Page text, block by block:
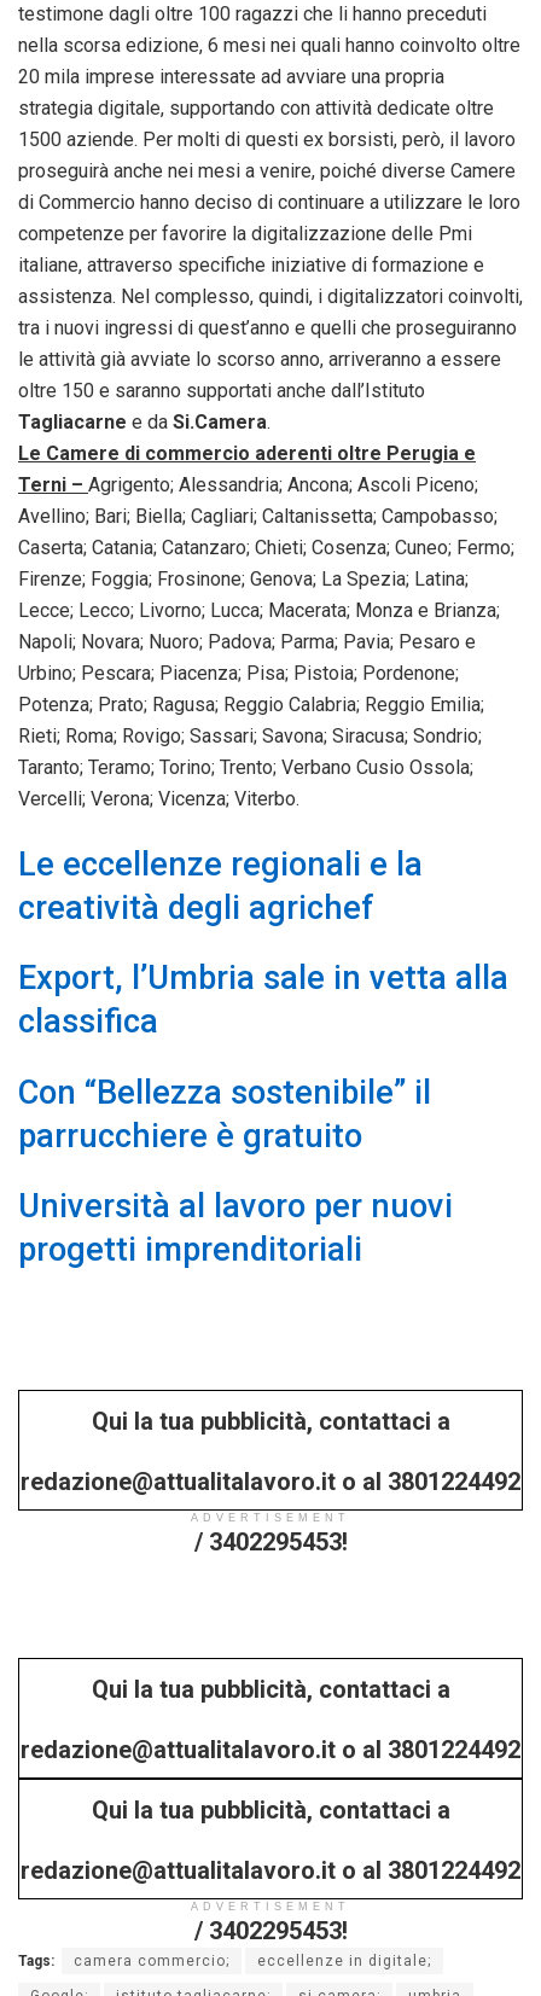
testimone dagli oltre 100 ragazzi che li hanno preceduti
nella scorsa edizione, 6 mesi nei quali hanno coinvolto oltre
20 mila imprese interessate ad avviare una propria
strategia digitale, supportando con attività dedicate oltre
1500 aziende. Per molti di questi ex borsisti, però, il lavoro
proseguirà anche nei mesi a venire, poiché diverse Camere
di Commercio hanno deciso di continuare a utilizzare le loro
competenze per favorire la digitalizzazione delle Pmi
italiane, attraverso specifiche iniziative di formazione e
assistenza. Nel complesso, quindi, i digitalizzatori coinvolti,
tra i nuovi ingressi di quest’anno e quelli che proseguiranno
le attività già avviate lo scorso anno, arriveranno a essere
oltre 150 e saranno supportati anche dall’Istituto
Tagliacarne e da Si.Camera.
Le Camere di commercio aderenti oltre Perugia e
Terni – Agrigento; Alessandria; Ancona; Ascoli Piceno;
Avellino; Bari; Biella; Cagliari; Caltanissetta; Campobasso;
Caserta; Catania; Catanzaro; Chieti; Cosenza; Cuneo; Fermo;
Firenze; Foggia; Frosinone; Genova; La Spezia; Latina;
Lecce; Lecco; Livorno; Lucca; Macerata; Monza e Brianza;
Napoli; Novara; Nuoro; Padova; Parma; Pavia; Pesaro e
Urbino; Pescara; Piacenza; Pisa; Pistoia; Pordenone;
Potenza; Prato; Ragusa; Reggio Calabria; Reggio Emilia;
Rieti; Roma; Rovigo; Sassari; Savona; Siracusa; Sondrio;
Taranto; Teramo; Torino; Trento; Verbano Cusio Ossola;
Vercelli; Verona; Vicenza; Viterbo.
Le eccellenze regionali e la
creatività degli agrichef
Export, l’Umbria sale in vetta alla
classifica
Con “Bellezza sostenibile” il
parrucchiere è gratuito
Università al lavoro per nuovi
progetti imprenditoriali
Qui la tua pubblicità, contattaci a
redazione@attualitalavoro.it o al 3801224492
/ 3402295453!
ADVERTISEMENT
Qui la tua pubblicità, contattaci a
redazione@attualitalavoro.it o al 3801224492
/ 3402295453!
Qui la tua pubblicità, contattaci a
redazione@attualitalavoro.it o al 3801224492
/ 3402295453!
ADVERTISEMENT
Tags: camera commercio; eccellenze in digitale;